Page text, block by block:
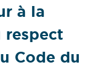
à la
respect
Code du